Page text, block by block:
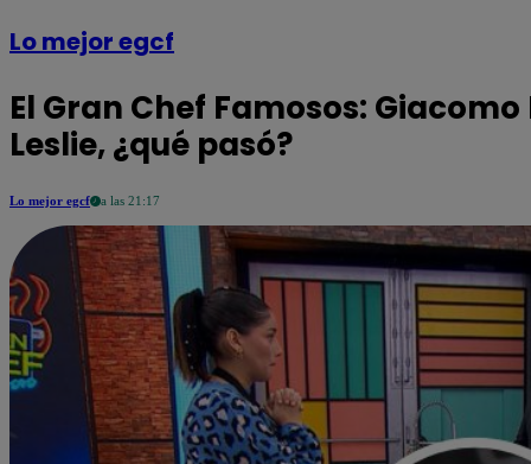
Lo mejor egcf
El Gran Chef Famosos:
Leslie, ¿qué pasó?
Lo mejor egcf a las 21:17